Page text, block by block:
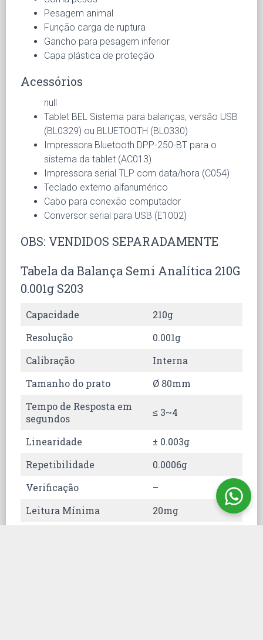
Pesagem animal
Função carga de ruptura
Gancho para pesagem inferior
Capa plástica de proteção
Acessórios
null
Tablet BEL Sistema para balanças, versão USB
(BL0329) ou BLUETOOTH (BL0330)
Impressora Bluetooth DPP-250-BT para o
sistema da tablet (AC013)
Impressora serial TLP com data/hora (C054)
Teclado externo alfanumérico
Cabo para conexão computador
Conversor serial para USB (E1002)
OBS: VENDIDOS SEPARADAMENTE
Tabela da Balança Semi Analítica 210G
0.001g S203
Capacidade
210g
Resolução
0.001g
Calibração
Interna
Tamanho do prato
Ø 80mm
Tempo de Resposta em
segundos
≤ 3~4
Linearidade
± 0.003g
Repetibilidade
0.0006g
Verificação
–
Leitura Mínima
20mg